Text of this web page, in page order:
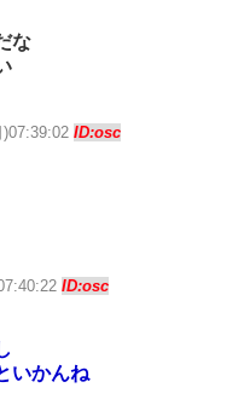
な
ID:osc
ID:osc
いかんね